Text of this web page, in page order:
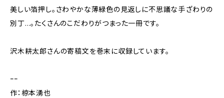
美しい箔押し。さわやかな薄緑色の見返しに不思議な手ざわりの
別丁…。たくさんのこだわりがつまった一冊です。
沢木耕太郎さんの寄稿文を巻末に収録しています。
ｰｰ
作：椋本湧也